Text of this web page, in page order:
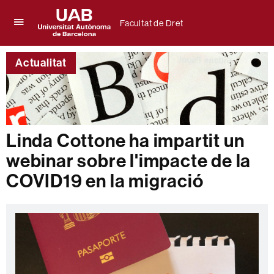
per
desplegar
el
menú
de
Facultat
de
Dret
Universitat
Autònoma
de
Barcelona
Facultat de Dret
Actualitat
Linda Cottone ha impartit un
webinar sobre l'impacte de la
COVID19 en la migració